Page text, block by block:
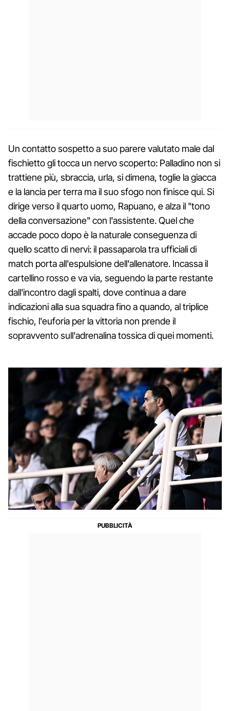
Un contatto sospetto a suo parere valutato male dal
fischietto gli tocca un nervo scoperto: Palladino non si
trattiene più, sbraccia, urla, si dimena, toglie la giacca
e la lancia per terra ma il suo sfogo non finisce qui. Si
dirige verso il quarto uomo, Rapuano, e alza il "tono
della conversazione" con l'assistente. Quel che
accade poco dopo è la naturale conseguenza di
quello scatto di nervi: il passaparola tra ufficiali di
match porta all'espulsione dell'allenatore. Incassa il
cartellino rosso e va via, seguendo la parte restante
dall'incontro dagli spalti, dove continua a dare
indicazioni alla sua squadra fino a quando, al triplice
fischio, l'euforia per la vittoria non prende il
sopravvento sull'adrenalina tossica di quei momenti.